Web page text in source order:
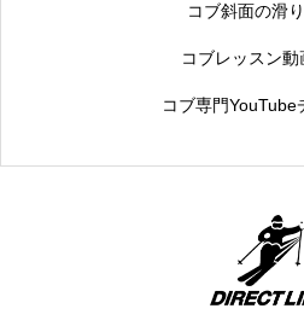
コブ斜面の滑
コブレッスン動
コブ専門YouTube